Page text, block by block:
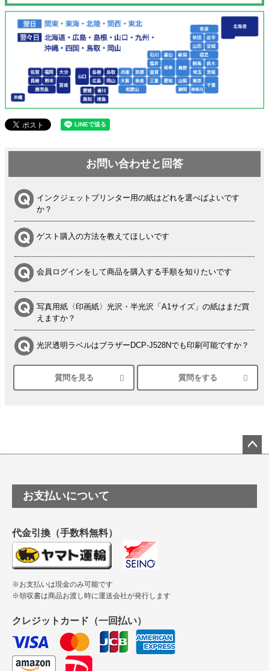
お問い合わせと回答
インクジェットプリンター用の紙はどれを選べばよいです
か？
ゲスト購入の方法を教えてほしいです
会員ログインをして商品を購入する手順を知りたいです
写真用紙〈印画紙〉光沢・半光沢「A1サイズ」の紙はまだ買
えますか？
光沢透明ラベルはブラザーDCP-J528Nでも印刷可能ですか？
シルバーペーパーにEPSON EP-30VAで印刷するときの設定
は？
塩ビのロール紙で離型紙が透明の商品はありますか
つや消し半透明ラベルのロールタイプはありますか？
縦420mm×横650mmの包装紙に適した紙はありますか？
質問を見る 質問をする
ップ
お支払いについて
代金引換（手数料無料）
※お支払いは現金のみ可能です
※領収書は商品お渡し時に運送会社が発行します
クレジットカード（一回払い）